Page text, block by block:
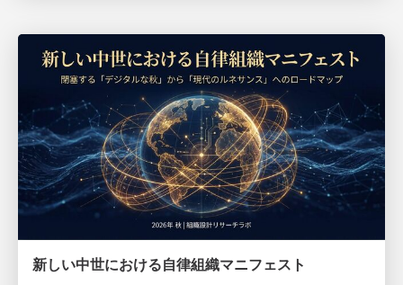
新しい中世における自律組織マニフェスト